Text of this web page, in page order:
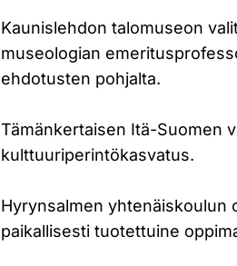
Kaunislehdon talomuseon
museologian
ehdotusten pohjalta.
Tämänkertaisen Itä-Suomen
kulttuuriperintökasvatus.
Hyrynsalmen yhtenäiskoulun
paikallisesti tuotettuine